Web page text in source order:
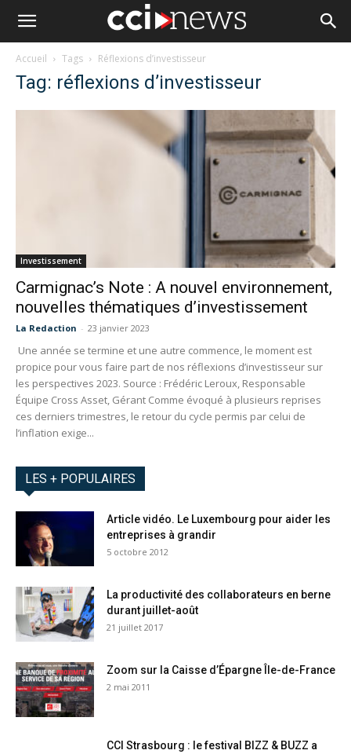
Accueil Tags Réflexions d’investisseur
Tag: réflexions d’investisseur
Investissement
Carmignac’s Note : A nouvel environnement,
nouvelles thématiques d’investissement
La Redaction - 23 janvier 2023
Une année se termine et une autre commence, le moment est
propice pour vous faire part de nos réflexions d’investisseur sur
les perspectives 2023. Source : Frédéric Leroux, Responsable
Équipe Cross Asset, Gérant Comme évoqué à plusieurs reprises
ces derniers trimestres, le retour du cycle permis par celui de
l’inflation exige...
LES + POPULAIRES
Article vidéo. Le Luxembourg pour aider les
entreprises à grandir
5 octobre 2012
La productivité des collaborateurs en berne
durant juillet-août
21 juillet 2017
Zoom sur la Caisse d’Épargne Île-de-France
2 mai 2011
CCI Strasbourg : le festival BIZZ & BUZZ a